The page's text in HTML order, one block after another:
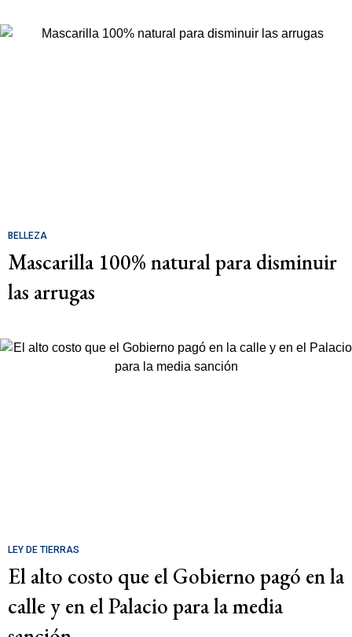
BELLEZA
Mascarilla 100% natural para disminuir
las arrugas
LEY DE TIERRAS
El alto costo que el Gobierno pagó en la
calle y en el Palacio para la media